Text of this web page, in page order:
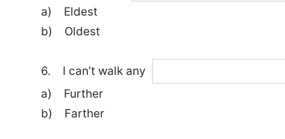
a) Eldest
b) Oldest
6. I can’t walk any
a) Further
b) Farther